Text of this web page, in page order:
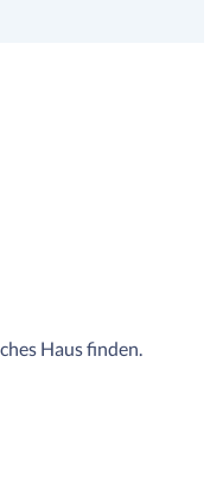
Haus finden.